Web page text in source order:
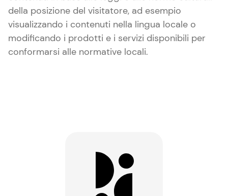
della posizione del visitatore, ad esempio
visualizzando i contenuti nella lingua locale o
modificando i prodotti e i servizi disponibili per
conformarsi alle normative locali.